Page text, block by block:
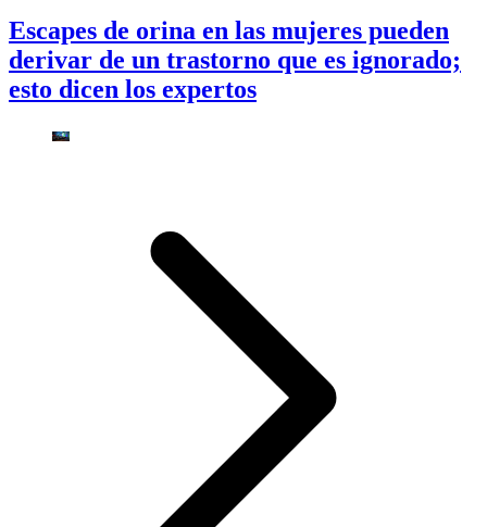
Escapes de orina en las mujeres pueden
derivar de un trastorno que es ignorado;
esto dicen los expertos